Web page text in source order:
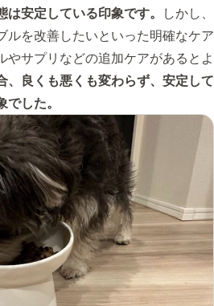
安定している印象です。
しかし、
ルを改善したいといった明確なケア
やサプリなどの追加ケアがあるとよ
、良くも悪くも変わらず、安定して
した。